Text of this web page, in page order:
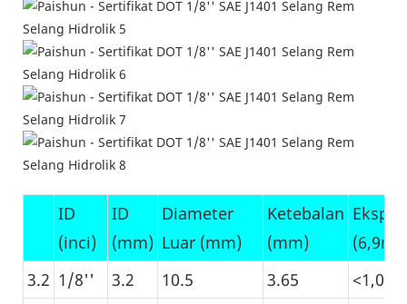
ID
(inci)
ID
(mm)
Diameter
Luar (mm)
Ketebalan
(mm)
3.2 1/8'' 3.2 10.5 3.65
<1,08